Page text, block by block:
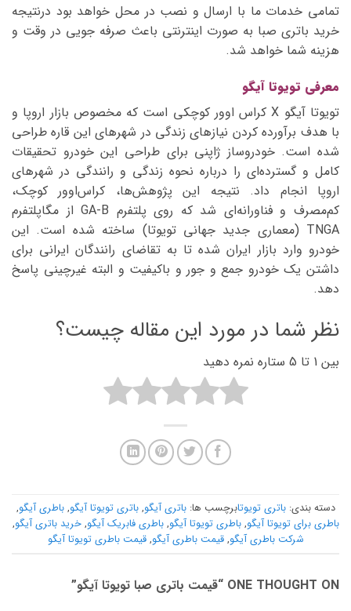
تمامی خدمات ما با ارسال و نصب در محل خواهد بود درنتیجه
خرید باتری صبا به صورت اینترنتی باعث صرفه جویی در وقت و
هزینه شما خواهد شد.
معرفی تویوتا آیگو
تویوتا آیگو X کراس اوور کوچکی است که مخصوص بازار اروپا و
با هدف برآورده کردن نیازهای زندگی در شهرهای این قاره طراحی
شده است. خودروساز ژاپنی برای طراحی این خودرو تحقیقات
کامل و گسترده‌ای را درباره نحوه زندگی و رانندگی در شهرهای
اروپا انجام داد. نتیجه این پژوهش‌ها، کراس‌اوور کوچک،
کم‌مصرف و فناورانه‌ای شد که روی پلتفرم GA-B از مگاپلتفرم
TNGA (معماری جدید جهانی تویوتا) ساخته شده است. این
خودرو وارد بازار ایران شده تا به تقاضای رانندگان ایرانی برای
داشتن یک خودرو جمع و جور و باکیفیت و البته غیرچینی پاسخ
دهد.
نظر شما در مورد این مقاله چیست؟
بین 1 تا 5 ستاره نمره دهید
دسته بندی:باتری تویوتابرچسب ها:باتری آیگو,باتری تویوتا آیگو,باطری آیگو,
باطری برای تویوتا آیگو,باطری تویوتا آیگو,باطری فابریک آیگو,خرید باتری آیگو,
شرکت باطری آیگو,قیمت باطری آیگو,قیمت باطری تویوتا آیگو
ONE THOUGHT ON “ قیمت باتری صبا تویوتا آیگو”